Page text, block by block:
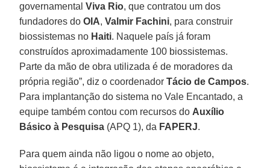
governamentalViva Rio, que contratou um dos
fundadores doOIA,Valmir Fachini, para construir
biossistemas no Haiti. Naquele país já foram
construídos aproximadamente 100 biossistemas.
Parte da mão de obra utilizada é de moradores da
própria região”, diz o coordenadorTácio de Campos.
Para implantanção do sistema no Vale Encantado, a
equipe também contou com recursos do Auxílio
Básico à Pesquisa (APQ 1), da FAPERJ.
Para quem ainda não ligou o nome ao objeto,